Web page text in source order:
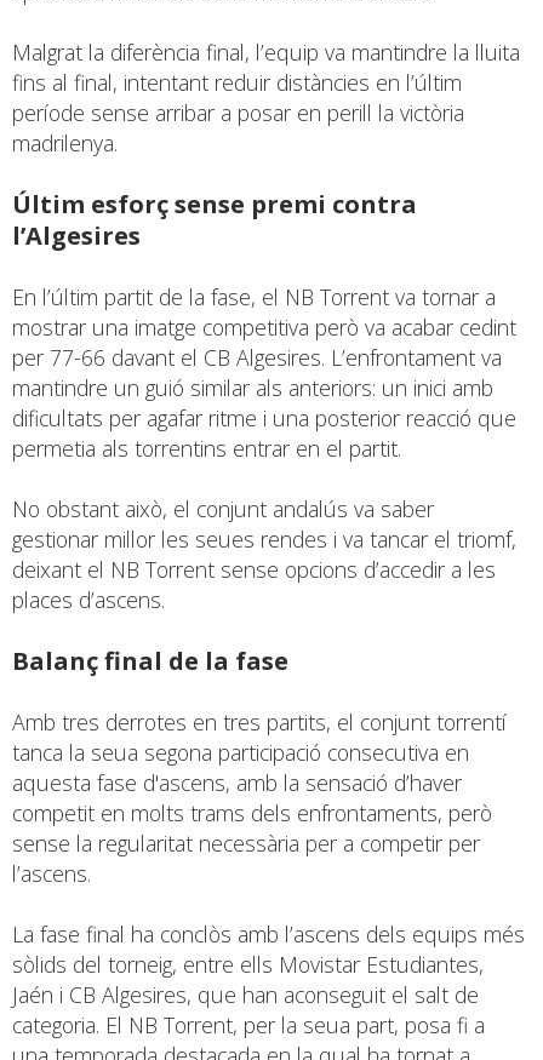
Malgrat la diferència final, l’equip va mantindre la lluita
fins al final, intentant reduir distàncies en l’últim
període sense arribar a posar en perill la victòria
madrilenya.
Últim esforç sense premi contra
l’Algesires
En l’últim partit de la fase, el NB Torrent va tornar a
mostrar una imatge competitiva però va acabar cedint
per 77-66 davant el CB Algesires. L’enfrontament va
mantindre un guió similar als anteriors: un inici amb
dificultats per agafar ritme i una posterior reacció que
permetia als torrentins entrar en el partit.
No obstant això, el conjunt andalús va saber
gestionar millor les seues rendes i va tancar el triomf,
deixant el NB Torrent sense opcions d’accedir a les
places d’ascens.
Balanç final de la fase
Amb tres derrotes en tres partits, el conjunt torrentí
tanca la seua segona participació consecutiva en
aquesta fase d'ascens, amb la sensació d’haver
competit en molts trams dels enfrontaments, però
sense la regularitat necessària per a competir per
l’ascens.
La fase final ha conclòs amb l’ascens dels equips més
sòlids del torneig, entre ells Movistar Estudiantes,
Jaén i CB Algesires, que han aconseguit el salt de
categoria. El NB Torrent, per la seua part, posa fi a